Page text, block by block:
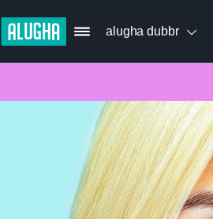
alugha dubbr